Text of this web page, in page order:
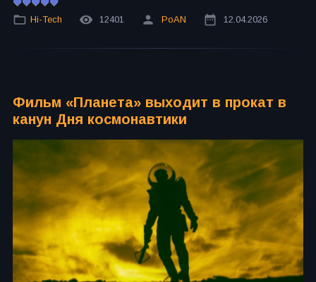
Hi-Tech 12401 PoAN 12.04.2026
Фильм «Планета» выходит в прокат в
канун Дня космонавтики